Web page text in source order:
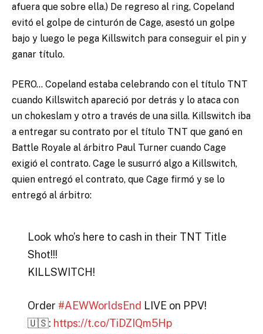
afuera que sobre ella.) De regreso al ring, Copeland
evitó el golpe de cinturón de Cage, asestó un golpe
bajo y luego le pega Killswitch para conseguir el pin y
ganar título.
PERO… Copeland estaba celebrando con el título TNT
cuando Killswitch apareció por detrás y lo ataca con
un chokeslam y otro a través de una silla. Killswitch iba
a entregar su contrato por el título TNT que ganó en
Battle Royale al árbitro Paul Turner cuando Cage
exigió el contrato. Cage le susurró algo a Killswitch,
quien entregó el contrato, que Cage firmó y se lo
entregó al árbitro:
Look who’s here to cash in their TNT Title
Shot!!!
KILLSWITCH!
Order #AEWWorldsEnd LIVE on PPV!
🇺🇸: https://t.co/TiDZIQm5Hp